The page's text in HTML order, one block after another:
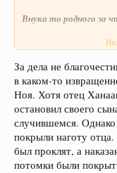
Внука то родного за
Русалка, милая,
За дела не
в каком-то
Ноя. Хотя отец
остановил своего
случившемся.
покрыли наготу
был проклят, а
потомки были